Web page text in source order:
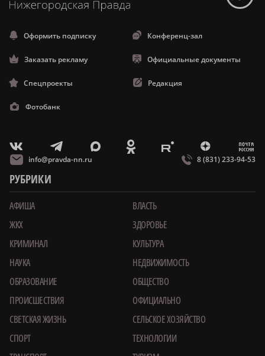
Оформить подписку Конференц-зал
Заказать рекламу Официальные документы
Спецпроекты Редакция
Фотобанк
V T X O E Z m
info@pravda-nn.ru 8 (831) 233-94-53
РУБРИКИ
АФИША
ВЛАСТЬ
ЖКХ
ЗДОРОВЬЕ
КРИМИНАЛ
КУЛЬТУРА
НАУКА
НЕДВИЖИМОСТЬ
ОБРАЗОВАНИЕ
ОБЩЕСТВО
ПРОИСШЕСТВИЯ
ОФИЦИАЛЬНО
СВЕТСКАЯ ЖИЗНЬ
СЕЛЬСКОЕ ХОЗЯЙСТВО
СПОРТ
ТЕХНОЛОГИИ